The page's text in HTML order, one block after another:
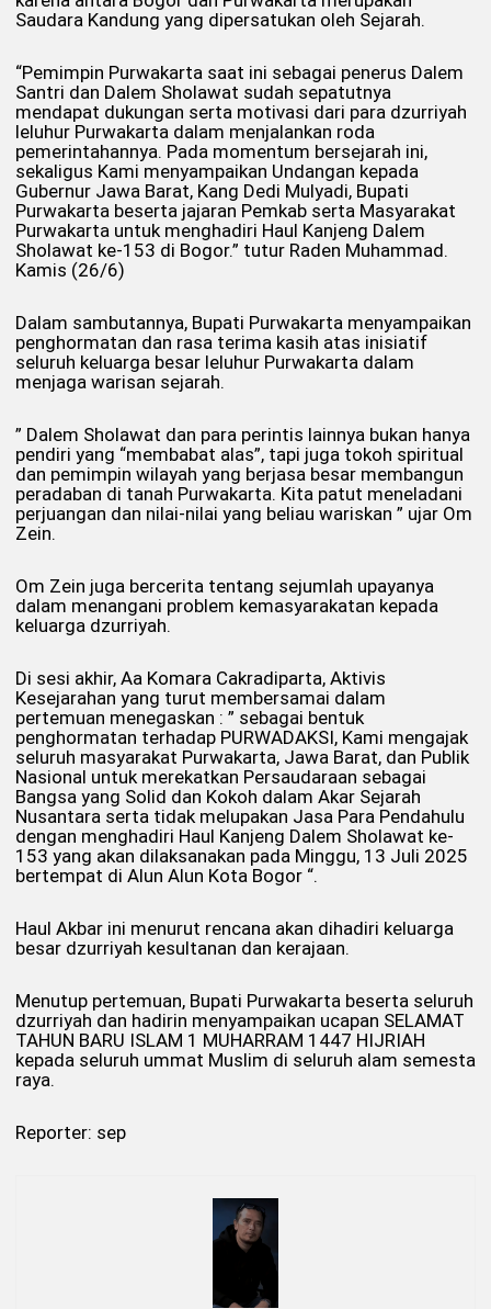
Saudara Kandung yang dipersatukan oleh Sejarah.
“Pemimpin Purwakarta saat ini sebagai penerus Dalem
Santri dan Dalem Sholawat sudah sepatutnya
mendapat dukungan serta motivasi dari para dzurriyah
leluhur Purwakarta dalam menjalankan roda
pemerintahannya. Pada momentum bersejarah ini,
sekaligus Kami menyampaikan Undangan kepada
Gubernur Jawa Barat, Kang Dedi Mulyadi, Bupati
Purwakarta beserta jajaran Pemkab serta Masyarakat
Purwakarta untuk menghadiri Haul Kanjeng Dalem
Sholawat ke-153 di Bogor.” tutur Raden Muhammad.
Kamis (26/6)
Dalam sambutannya, Bupati Purwakarta menyampaikan
penghormatan dan rasa terima kasih atas inisiatif
seluruh keluarga besar leluhur Purwakarta dalam
menjaga warisan sejarah.
” Dalem Sholawat dan para perintis lainnya bukan hanya
pendiri yang “membabat alas”, tapi juga tokoh spiritual
dan pemimpin wilayah yang berjasa besar membangun
peradaban di tanah Purwakarta. Kita patut meneladani
perjuangan dan nilai-nilai yang beliau wariskan ” ujar Om
Zein.
Om Zein juga bercerita tentang sejumlah upayanya
dalam menangani problem kemasyarakatan kepada
keluarga dzurriyah.
Di sesi akhir, Aa Komara Cakradiparta, Aktivis
Kesejarahan yang turut membersamai dalam
pertemuan menegaskan : ” sebagai bentuk
penghormatan terhadap PURWADAKSI, Kami mengajak
seluruh masyarakat Purwakarta, Jawa Barat, dan Publik
Nasional untuk merekatkan Persaudaraan sebagai
Bangsa yang Solid dan Kokoh dalam Akar Sejarah
Nusantara serta tidak melupakan Jasa Para Pendahulu
dengan menghadiri Haul Kanjeng Dalem Sholawat ke-
153 yang akan dilaksanakan pada Minggu, 13 Juli 2025
bertempat di Alun Alun Kota Bogor “.
Haul Akbar ini menurut rencana akan dihadiri keluarga
besar dzurriyah kesultanan dan kerajaan.
Menutup pertemuan, Bupati Purwakarta beserta seluruh
dzurriyah dan hadirin menyampaikan ucapan SELAMAT
TAHUN BARU ISLAM 1 MUHARRAM 1447 HIJRIAH
kepada seluruh ummat Muslim di seluruh alam semesta
raya.
Reporter: sep